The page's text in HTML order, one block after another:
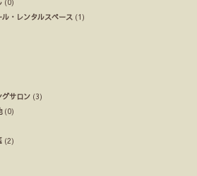
(0)
・レンタルスペース (1)
グサロン (3)
(0)
(2)